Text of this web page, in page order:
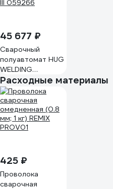
45 677 ₽
Сварочный
полуавтомат HUG
WELDING
EXTREMIG 200W
III 059266
Расходные материалы
425 ₽
Проволока
сварочная